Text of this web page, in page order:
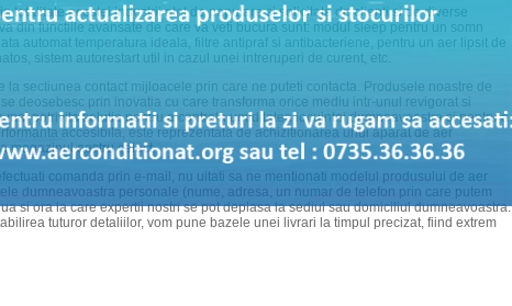
totalitate acestei industrii atat de populare si solicitate de clienti si de diverse
din functiile avansate de care va veti bucura sunt: modul sleep pentru un somn
automat temperatura ideala, filtre antipraf si antibacteriene, pentru un aer lipsit de
sistem autorestart util in cazul unei intreruperi de curent, etc.
la sectiunea contact mijloacele prin care ne puteti contacta. Produsele noastre de
deosebesc prin inovatia cu care transforma orice mediu intr-unul revigorat si
mai potrivita solutie pentru a controla umiditatea locuintei dumneavoastra si pentru a
accesibila, este reprezentata de achizitionarea unui aparat de aer
magazinul nostru select.
comanda prin e-mail, nu uitati sa ne mentionati modelul produsului de aer
dumneavoastra personale (nume, adresa, un numar de telefon prin care putem
si ora la care expertii nostri se pot deplasa la sediul sau domiciliul dumneavoastra.
tuturor detaliilor, vom pune bazele unei livrari la timpul precizat, fiind extrem